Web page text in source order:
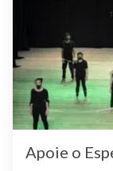
Apoie o